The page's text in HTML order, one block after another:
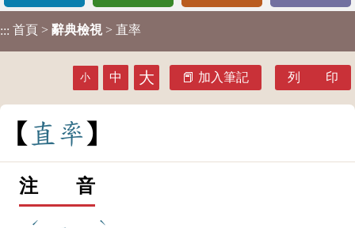
::: 首頁 > 辭典檢視 > 直率
小 中 大 加入筆記 列 印
直 率
注 音
ˊ ˋ